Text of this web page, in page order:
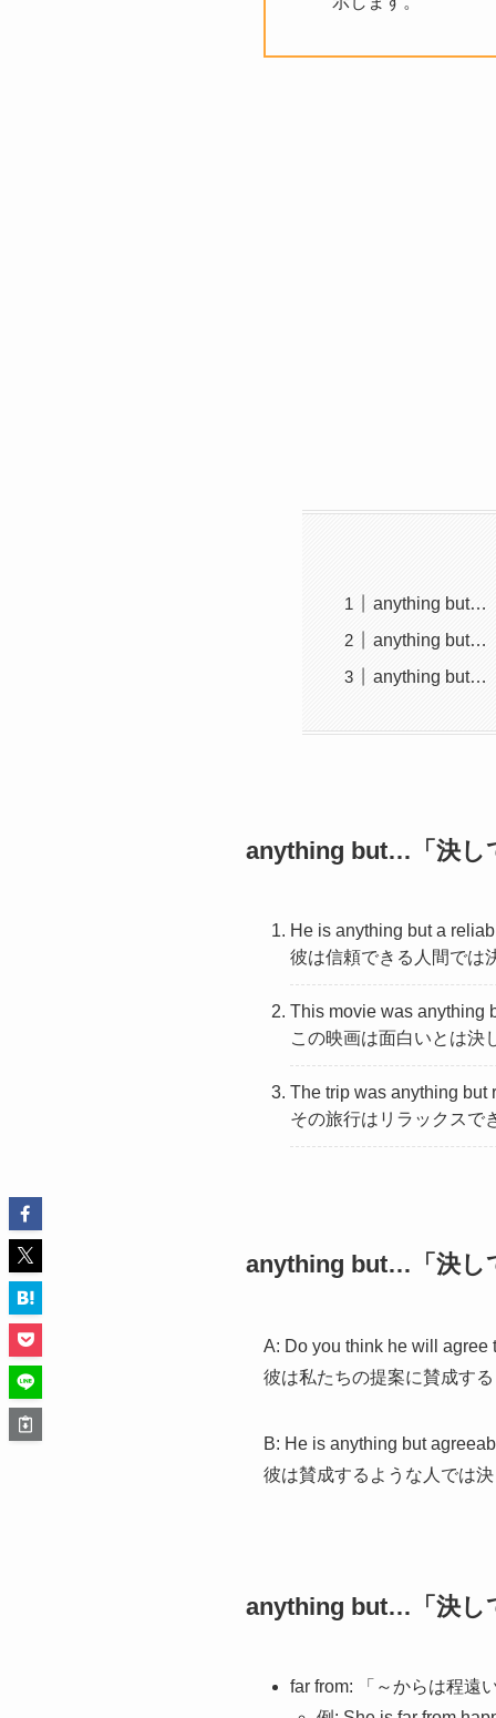
anything but…
anything but…
anything but…
anything but…「決し
He is anything but a
彼は信頼できる人間では
This movie was anything
この映画は面白いとは決
The trip was anything but
その旅行はリラックスで
anything but…「決し
A: Do you think he will agree
彼は私たちの提案に賛成す
B: He is anything but
彼は賛成するような人では
anything but…「決し
far from: 「～からは程遠